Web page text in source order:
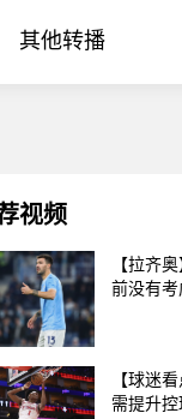
其他转播
视频
【拉齐
前没有
【球迷
需提升